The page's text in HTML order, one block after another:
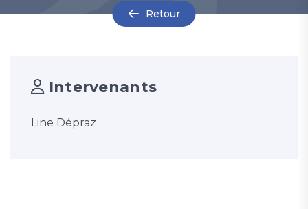
Retour
Intervenants
Line Dépraz